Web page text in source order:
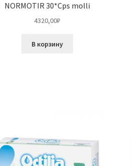
NORMOTIR 30*Cps molli
4320,00₽
В корзину